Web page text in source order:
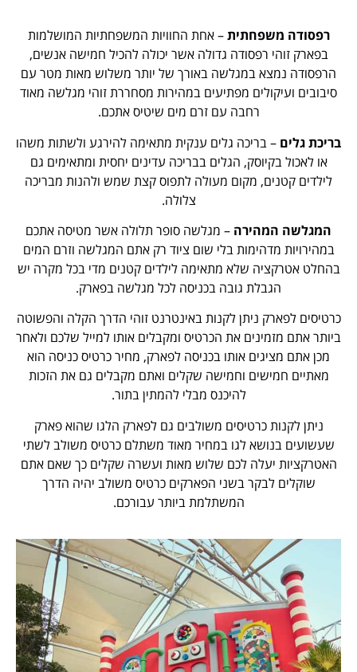
רפסודה משפחתית– אחת החוויות המשפחתיות המושלמות
בפארק זוהי רפסודה גדולה אשר יכולה להכיל חמישה אנשים,
הרפסודה נמצא במגלשה באורך של יותר משלוש מאות מטר עם
סיבובים ועיקולים מפתיעים במהירות מסחררת זוהי מגלשה מאוד
רחבה עם זרם מים שיטיס אתכם.
בריכת גלים – בריכה גלים ענקית מתאימה להירגע ולשתות משהו
או לאכול בקיוסק, הגלים בבריכה עדינים יחסית ומתאימים גם
לילדים קטנים, מקום מעולה לתפוס קצת שמש ולהנות מבריכה
צלולה.
המגלשה המהירה – מגלשה סופר תלולה אשר מטיסה אתכם
במהירויות מדהימות בלי שום ציוד רק אתם המגלשה וזרם המים
בהחלט אטרקציה שלא מתאימה לילדים קטנים מדי בכל מקרה יש
הגבלת גובה בכניסה לכל מגלשה בפארק.
כרטיסים לפארק ניתן לקנות באינטרנט זוהי הדרך הקלה והפשוטה
ביותר אתם מזמינים את הכרטיס ומקבלים אותו למייל שלכם ולאחר
מכן אתם מציגים אותו בכניסה לפארק, מחיר כרטיס כניסה הוא
מאתיים חמישים וחמישה שקלים ואתם מקבלים גם את הזכות
להיכנס מבלי להמתין בתור.
ניתן לקנות כרטיסים משולבים גם לפארק הלגו שהוא פארק
שעשועים בנושא לגו במחיר מאוד משתלם כרטיס משולב לשתי
האטרקציות יעלה לכם שלוש מאות ועשרה שקלים כך שאם אתם
שוקלים לבקר בשני הפארקים כרטיס משולב יהיה הדרך
המשתלמת ביותר עבורכם.